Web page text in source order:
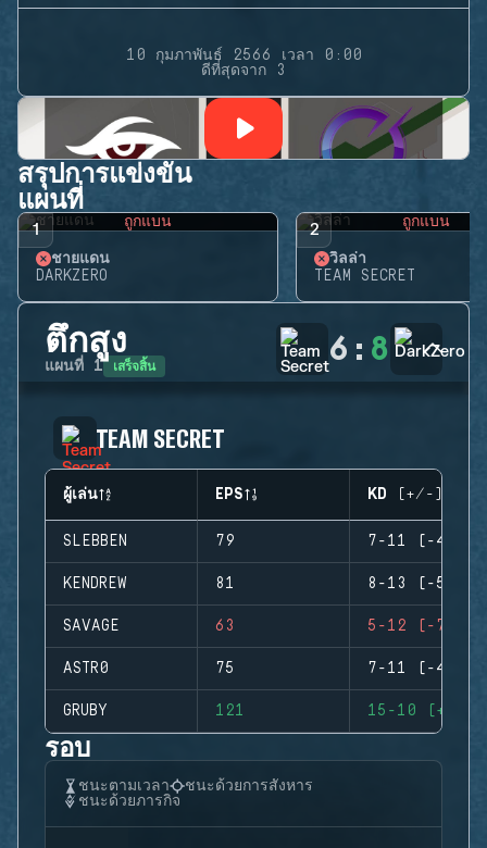
10 กุมภาพันธ์ 2566 เวลา 0:00
ดีที่สุดจาก 3
สรุปการแข่งขัน
แผนที่
1 ถูกแบน
ชายแดน
DARKZERO
2 ถูกแบน
วิลล่า
TEAM SECRET
ตึกสูง
แผนที่ 1 เสร็จสิ้น 6 : 8
TEAM SECRET
ผู้เล่น EPS KD (+/-)
SLEBBEN 79 7-11 (-4)
KENDREW 81 8-13 (-5)
SAVAGE 63 5-12 (-7)
ASTR0 75 7-11 (-4)
GRUBY 121 15-10 (+5)
รอบ
ชนะตามเวลา
ชนะด้วยการสังหาร
ชนะด้วยภารกิจ